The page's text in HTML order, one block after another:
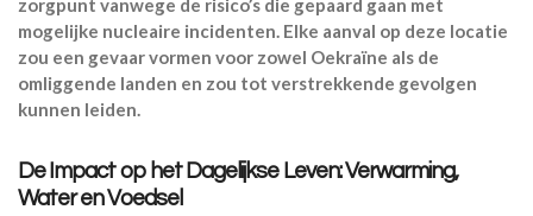
zorgpunt vanwege de risico’s die gepaard gaan met
mogelijke nucleaire incidenten. Elke aanval op deze locatie
zou een gevaar vormen voor zowel Oekraïne als de
omliggende landen en zou tot verstrekkende gevolgen
kunnen leiden.
De Impact op het Dagelijkse Leven: Verwarming,
Water en Voedsel